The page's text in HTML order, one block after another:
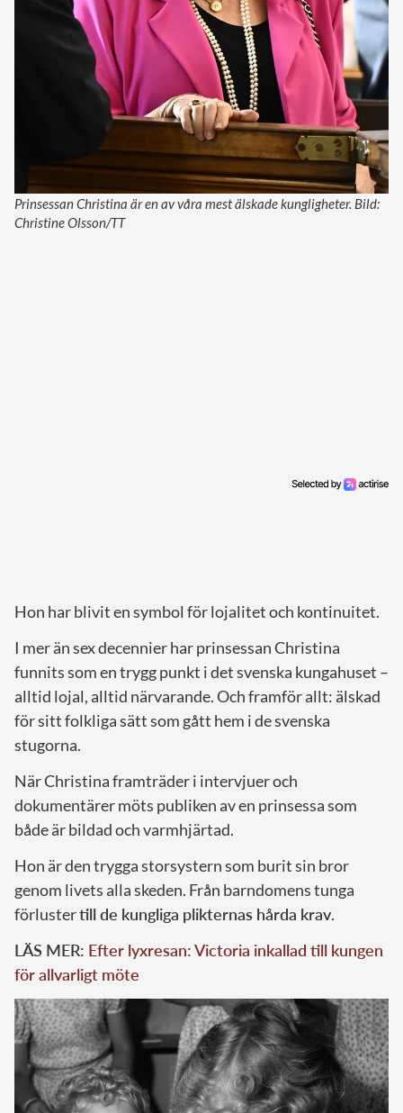
Prinsessan Christina är en av våra mest älskade kungligheter. Bild:
Christine Olsson/TT
Hon har blivit en symbol för lojalitet och kontinuitet.
I mer än sex decennier har prinsessan Christina
funnits som en trygg punkt i det svenska kungahuset –
alltid lojal, alltid närvarande. Och framför allt: älskad
för sitt folkliga sätt som gått hem i de svenska
stugorna.
När Christina framträder i intervjuer och
dokumentärer möts publiken av en prinsessa som
både är bildad och varmhjärtad.
Hon är den trygga storsystern som burit sin bror
genom livets alla skeden. Från barndomens tunga
förlustertill de kungliga plikternas hårda krav.
LÄS MER: Efter lyxresan: Victoria inkallad till kungen
för allvarligt möte